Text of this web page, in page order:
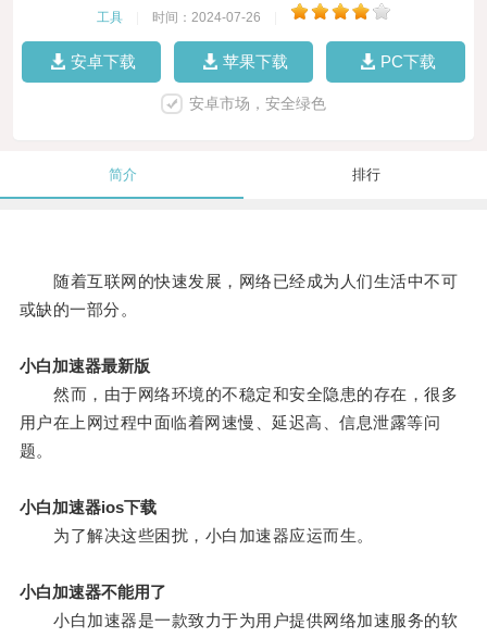
工具 时间：2024-07-26
安卓下载 苹果下载 PC下载
安卓市场，安全绿色
简介 排行
随着互联网的快速发展，网络已经成为人们生活中不可
或缺的一部分。
小白加速器最新版
然而，由于网络环境的不稳定和安全隐患的存在，很多
用户在上网过程中面临着网速慢、延迟高、信息泄露等问
题。
小白加速器ios下载
为了解决这些困扰，小白加速器应运而生。
小白加速器不能用了
小白加速器是一款致力于为用户提供网络加速服务的软